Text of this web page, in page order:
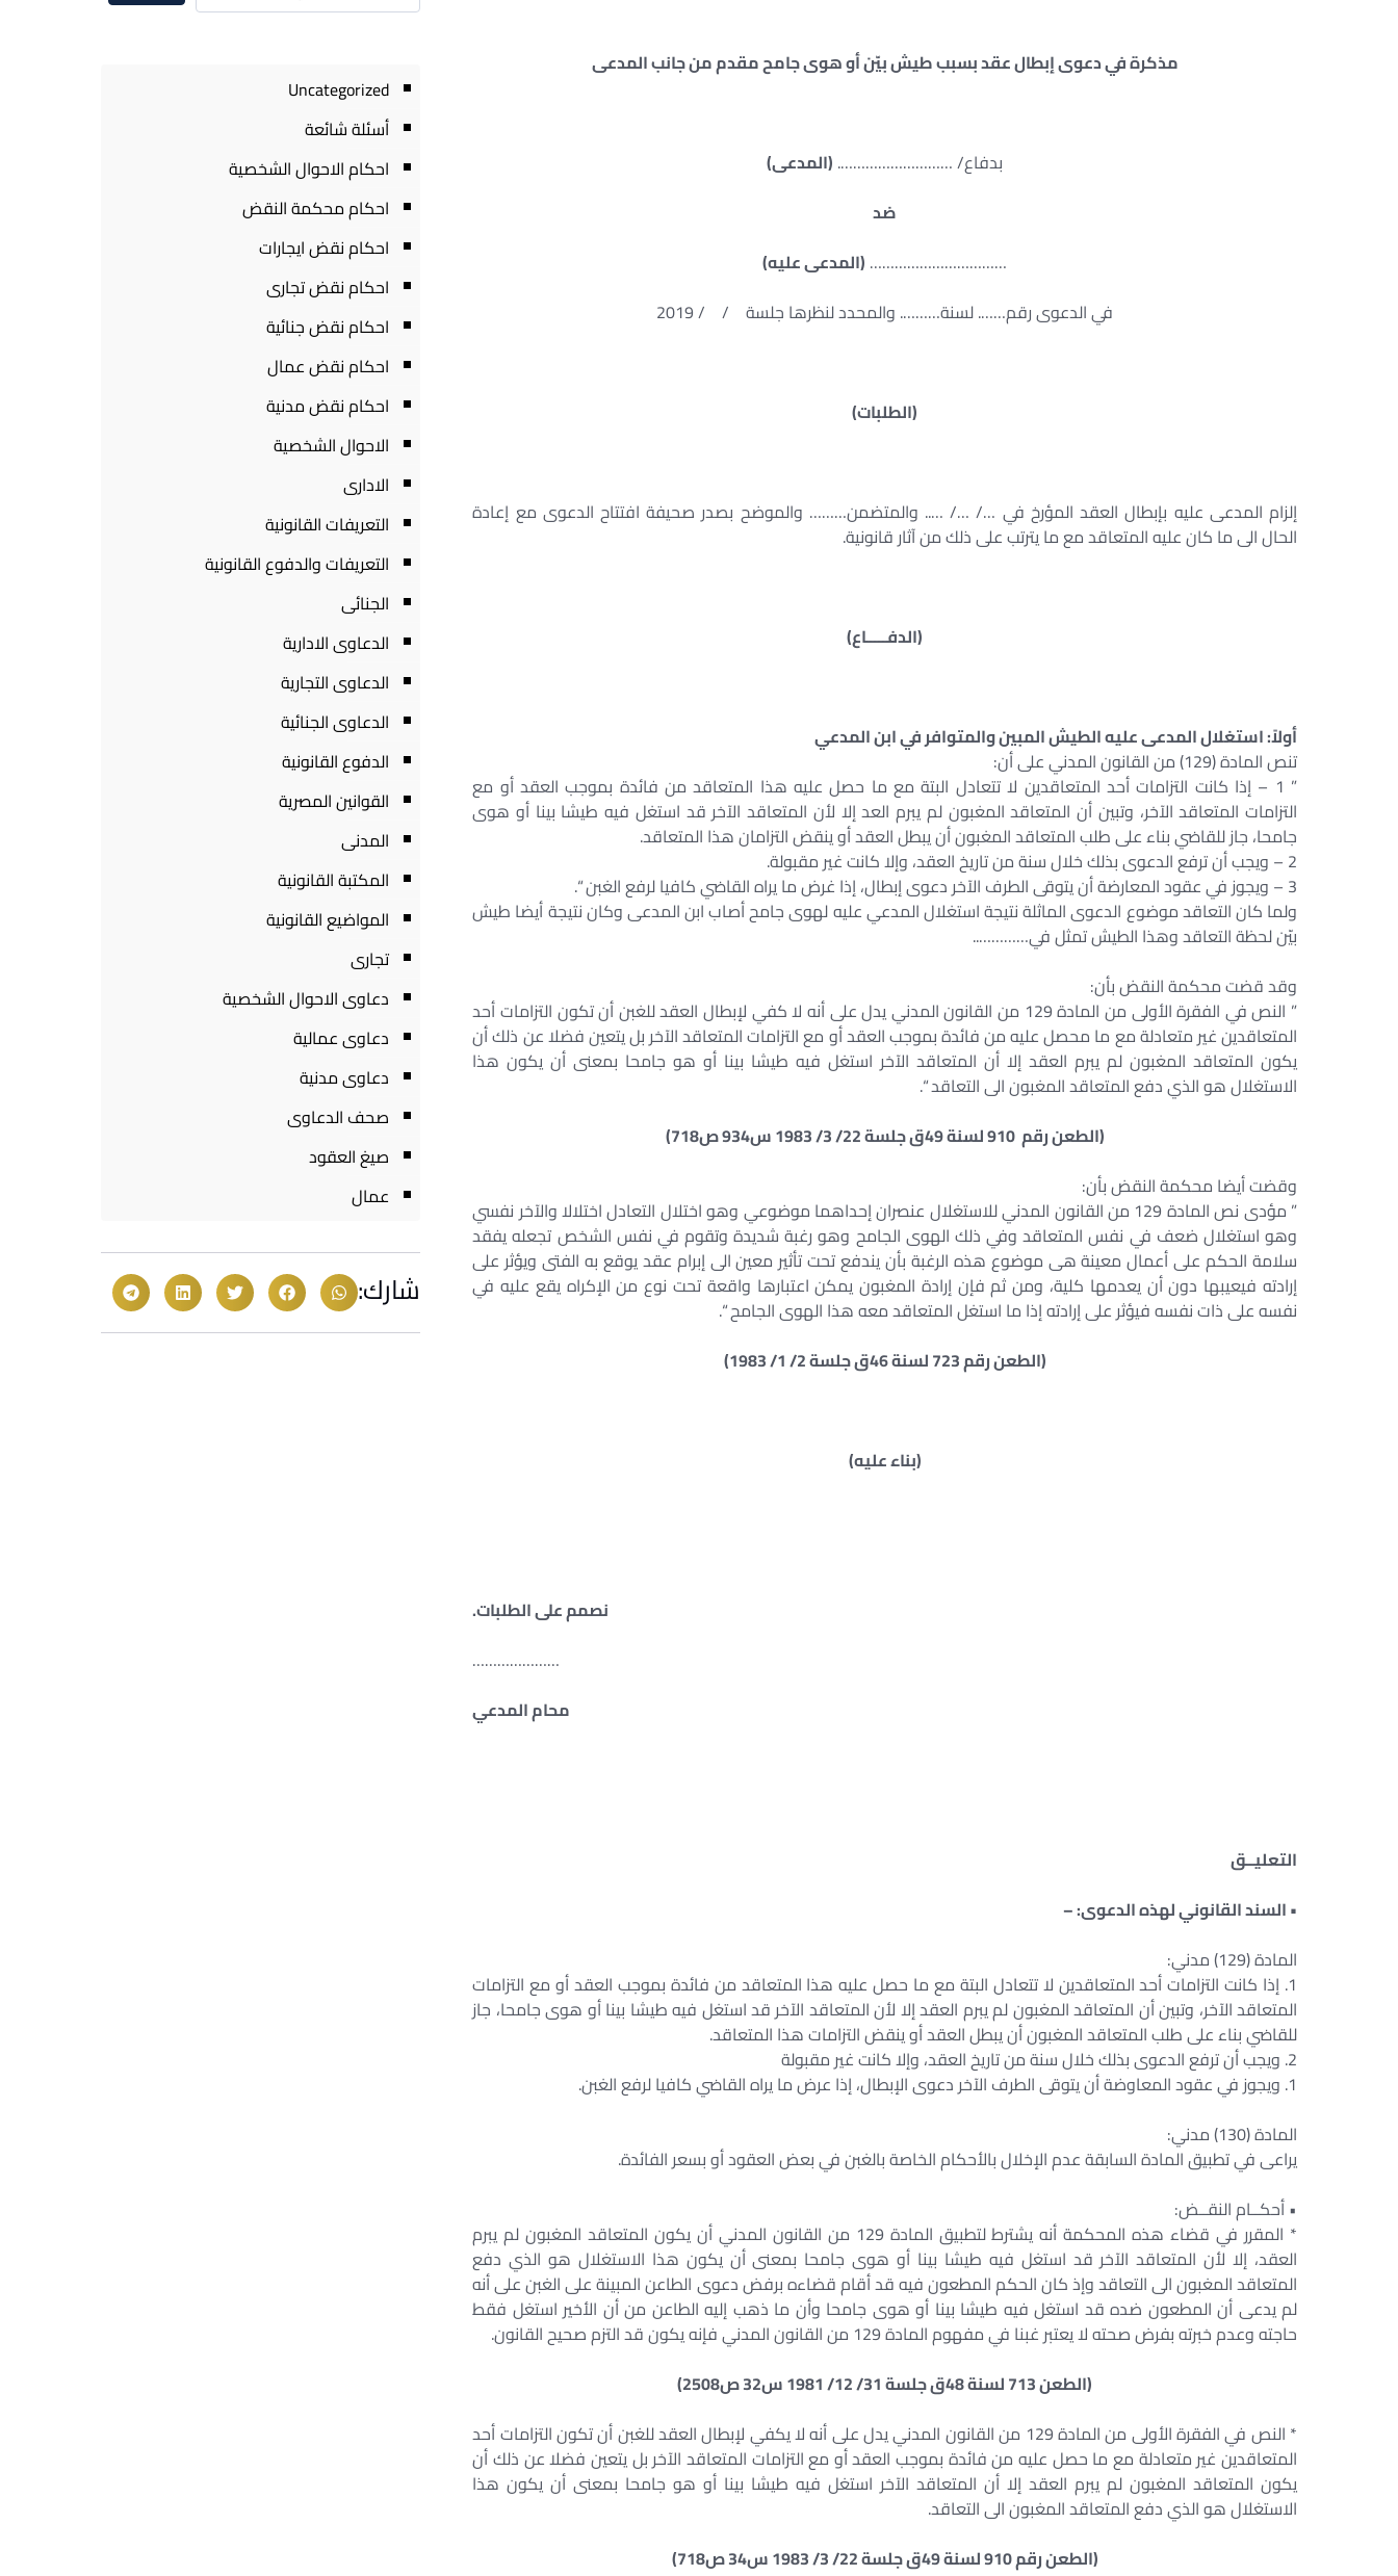
مذكرة في دعوى إبطال عقد بسبب طيش بيّن أو هوى جامح مقدم من جانب المدعى
بدفاع/ ………………………. (المدعى)
ضد
…………………………… (المدعى عليه)
في الدعوى رقم……. لسنة………. والمحدد لنظرها جلسة / / 2019
(الطلبات)
إلزام المدعى عليه بإبطال العقد المؤرخ في …/ …/ ….. والمتضمن……… والموضح بصدر صحيفة افتتاح الدعوى مع إعادة
الحال الى ما كان عليه المتعاقد مع ما يترتب على ذلك من آثار قانونية.
(الدفـــــاع)
أولاً: استغلال المدعى عليه الطيش المبين والمتوافر في ابن المدعي
تنص المادة (129) من القانون المدني على أن:
” 1 – إذا كانت التزامات أحد المتعاقدين لا تتعادل البتة مع ما حصل عليه هذا المتعاقد من فائدة بموجب العقد أو مع
التزامات المتعاقد الآخر، وتبين أن المتعاقد المغبون لم يبرم العد إلا لأن المتعاقد الآخر قد استغل فيه طيشا بينا أو هوى
جامحا، جاز للقاضي بناء على طلب المتعاقد المغبون أن يبطل العقد أو ينقض التزامان هذا المتعاقد.
2 – ويجب أن ترفع الدعوى بذلك خلال سنة من تاريخ العقد، وإلا كانت غير مقبولة.
3 – ويجوز في عقود المعارضة أن يتوقى الطرف الآخر دعوى إبطال، إذا غرض ما يراه القاضي كافيا لرفع الغبن “.
ولما كان التعاقد موضوع الدعوى الماثلة نتيجة استغلال المدعي عليه لهوى جامح أصاب ابن المدعى وكان نتيجة أيضا طيش
بيّن لحظة التعاقد وهذا الطيش تمثل في…………..
وقد قضت محكمة النقض بأن:
” النص في الفقرة الأولى من المادة 129 من القانون المدني يدل على أنه لا كفي لإبطال العقد للغبن أن تكون التزامات أحد
المتعاقدين غير متعادلة مع ما محصل عليه من فائدة بموجب العقد أو مع التزامات المتعاقد الآخر بل يتعين فضلا عن ذلك أن
يكون المتعاقد المغبون لم يبرم العقد إلا أن المتعاقد الآخر استغل فيه طيشا بينا أو هو جامحا بمعنى أن يكون هذا
الاستغلال هو الذي دفع المتعاقد المغبون الى التعاقد “.
(الطعن رقم 910 لسنة 49ق جلسة 22/ 3/ 1983 س934 ص718)
وقضت أيضا محكمة النقض بأن:
” مؤدى نص المادة 129 من القانون المدني للاستغلال عنصران إحداهما موضوعي وهو اختلال التعادل اختلالا والآخر نفسي
وهو استغلال ضعف في نفس المتعاقد وفي ذلك الهوى الجامح وهو رغبة شديدة وتقوم في نفس الشخص تجعله يفقد
سلامة الحكم على أعمال معينة هى موضوع هذه الرغبة بأن يندفع تحت تأثير معين الى إبرام عقد يوقع به الفتى ويؤثر على
إرادته فيعيبها دون أن يعدمها كلية، ومن ثم فإن إرادة المغبون يمكن اعتبارها واقعة تحت نوع من الإكراه يقع عليه في
نفسه على ذات نفسه فيؤثر على إرادته إذا ما استغل المتعاقد معه هذا الهوى الجامح “.
(الطعن رقم 723 لسنة 46ق جلسة 2/ 1/ 1983)
(بناء عليه)
نصمم على الطلبات.
…………………
محام المدعي
التعليــق
• السند القانوني لهذه الدعوى: –
المادة (129) مدني:
1. إذا كانت التزامات أحد المتعاقدين لا تتعادل البتة مع ما حصل عليه هذا المتعاقد من فائدة بموجب العقد أو مع التزامات
المتعاقد الآخر، وتبين أن المتعاقد المغبون لم يبرم العقد إلا لأن المتعاقد الآخر قد استغل فيه طيشا بينا أو هوى جامحا، جاز
للقاضي بناء على طلب المتعاقد المغبون أن يبطل العقد أو ينقض التزامات هذا المتعاقد.
2. ويجب أن ترفع الدعوى بذلك خلال سنة من تاريخ العقد، وإلا كانت غير مقبولة
1. ويجوز في عقود المعاوضة أن يتوقى الطرف الآخر دعوى الإبطال، إذا عرض ما يراه القاضي كافيا لرفع الغبن.
المادة (130) مدني:
يراعى في تطبيق المادة السابقة عدم الإخلال بالأحكام الخاصة بالغبن في بعض العقود أو بسعر الفائدة.
• أحكــام النقــض:
* المقرر في قضاء هذه المحكمة أنه يشترط لتطبيق المادة 129 من القانون المدني أن يكون المتعاقد المغبون لم يبرم
العقد، إلا لأن المتعاقد الآخر قد استغل فيه طيشا بينا أو هوى جامحا بمعنى أن يكون هذا الاستغلال هو الذي دفع
المتعاقد المغبون الى التعاقد وإذ كان الحكم المطعون فيه قد أقام قضاءه برفض دعوى الطاعن المبينة على الغبن على أنه
لم يدعى أن المطعون ضده قد استغل فيه طيشا بينا أو هوى جامحا وأن ما ذهب إليه الطاعن من أن الأخير استغل فقط
حاجته وعدم خبرته بفرض صحته لا يعتبر غبنا في مفهوم المادة 129 من القانون المدني فإنه يكون قد التزم صحيح القانون.
(الطعن 713 لسنة 48ق جلسة 31/ 12/ 1981 س32 ص2508)
* النص في الفقرة الأولى من المادة 129 من القانون المدني يدل على أنه لا يكفي لإبطال العقد للغبن أن تكون التزامات أحد
المتعاقدين غير متعادلة مع ما حصل عليه من فائدة بموجب العقد أو مع التزامات المتعاقد الآخر بل يتعين فضلا عن ذلك أن
يكون المتعاقد المغبون لم يبرم العقد إلا أن المتعاقد الآخر استغل فيه طيشا بينا أو هو جامحا بمعنى أن يكون هذا
الاستغلال هو الذي دفع المتعاقد المغبون الى التعاقد.
(الطعن رقم 910 لسنة 49ق جلسة 22/ 3/ 1983 س34 ص718)
Uncategorized
أسئلة شائعة
احكام الاحوال الشخصية
احكام محكمة النقض
احكام نقض ايجارات
احكام نقض تجارى
احكام نقض جنائية
احكام نقض عمال
احكام نقض مدنية
الاحوال الشخصية
الادارى
التعريفات القانونية
التعريفات والدفوع القانونية
الجنائى
الدعاوى الادارية
الدعاوى التجارية
الدعاوى الجنائية
الدفوع القانونية
القوانين المصرية
المدنى
المكتبة القانونية
المواضيع القانونية
تجارى
دعاوى الاحوال الشخصية
دعاوى عمالية
دعاوى مدنية
صحف الدعاوى
صيغ العقود
عمال
شارك: